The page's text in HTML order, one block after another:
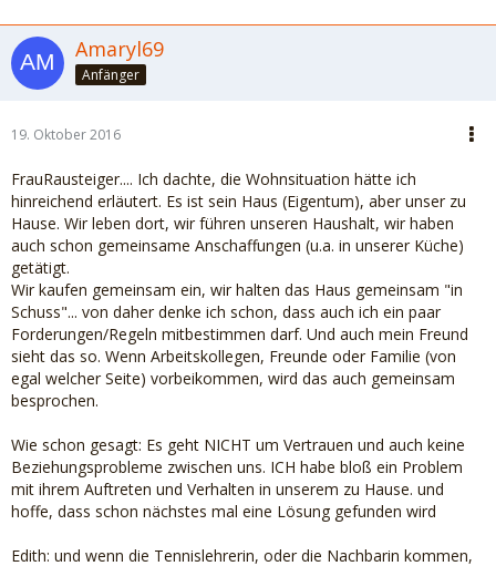
Amaryl69
Anfänger
19. Oktober 2016
FrauRausteiger.... Ich dachte, die Wohnsituation hätte ich
hinreichend erläutert. Es ist sein Haus (Eigentum), aber unser zu
Hause. Wir leben dort, wir führen unseren Haushalt, wir haben
auch schon gemeinsame Anschaffungen (u.a. in unserer Küche)
getätigt.
Wir kaufen gemeinsam ein, wir halten das Haus gemeinsam "in
Schuss"... von daher denke ich schon, dass auch ich ein paar
Forderungen/Regeln mitbestimmen darf. Und auch mein Freund
sieht das so. Wenn Arbeitskollegen, Freunde oder Familie (von
egal welcher Seite) vorbeikommen, wird das auch gemeinsam
besprochen.
Wie schon gesagt: Es geht NICHT um Vertrauen und auch keine
Beziehungsprobleme zwischen uns. ICH habe bloß ein Problem
mit ihrem Auftreten und Verhalten in unserem zu Hause. und
hoffe, dass schon nächstes mal eine Lösung gefunden wird
Edith: und wenn die Tennislehrerin, oder die Nachbarin kommen,